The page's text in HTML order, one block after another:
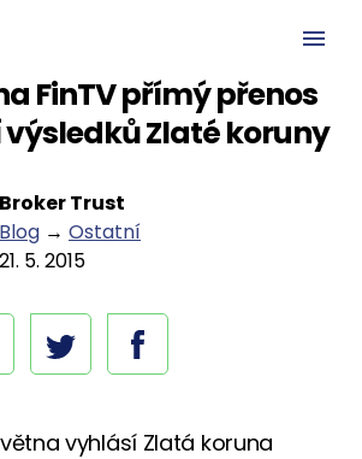
FinTV přímý přenos
Zlaté koruny
Broker Trust
Blog → Ostatní
21. 5. 2015
vyhlásí Zlatá koruna